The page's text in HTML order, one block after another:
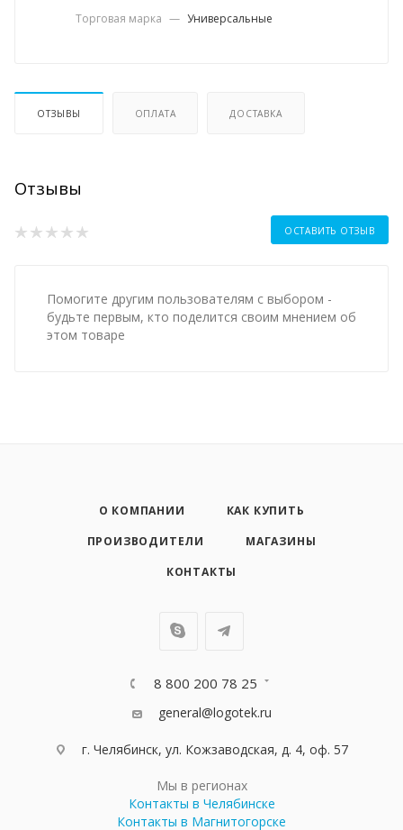
Торговая марка — Универсальные
ОТЗЫВЫ ОПЛАТА ДОСТАВКА
Отзывы
ОСТАВИТЬ ОТЗЫВ
Помогите другим пользователям с выбором -
будьте первым, кто поделится своим мнением об
этом товаре
О КОМПАНИИ
КАК КУПИТЬ
ПРОИЗВОДИТЕЛИ
МАГАЗИНЫ
КОНТАКТЫ
8 800 200 78 25
general@logotek.ru
г. Челябинск, ул. Кожзаводская, д. 4, оф. 57
Мы в регионах
Контакты в Челябинске
Контакты в Магнитогорске